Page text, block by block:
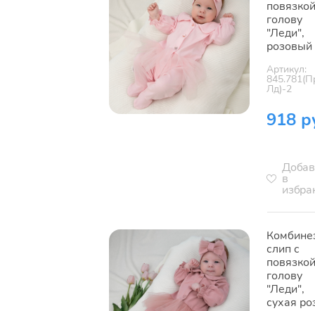
голову
"Леди",
розовый
Артикул:
Лд)-2
918
в
слип с
голову
"Леди",
сухая